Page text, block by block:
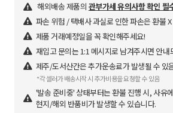
해외배송 제품의 관부가세 유의사항 확인 필
파손 위험 / 택배사 과실로 인한 파손은 환불 X
제품 거래예정일을 꼭 확인해주세요!
재입고 문의는 1:1 메시지로 남겨주시면 안내
제주/도서산간은 추가운송료가 발생될 수 있
*각 셀러가 배송시작 시 추가비용을 요청할 수 있음
'발송 준비중' 상태부터는 환불 진행 시, 사유
현지/해외 반품비가 발생할 수 있습니다.